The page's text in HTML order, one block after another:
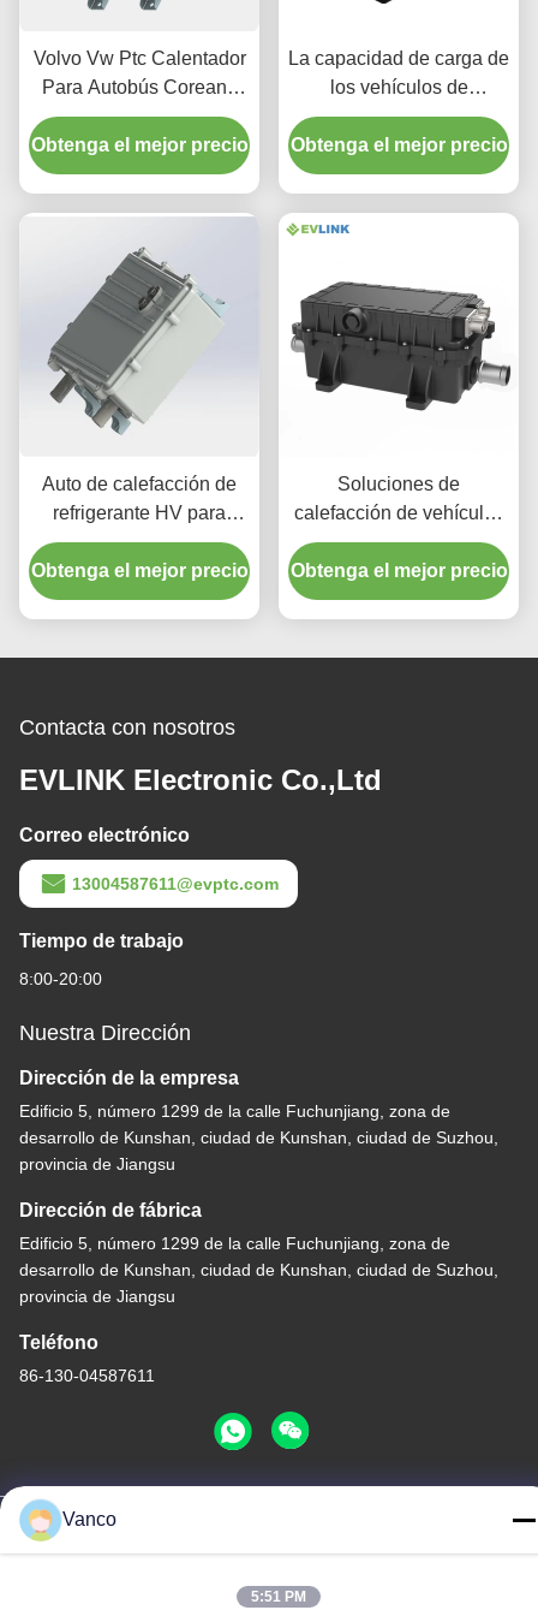
Volvo Vw Ptc Calentador
Para Autobús Coreano
Solución de calefacción
invernal eléctrica
inmejorable
Obtenga el mejor precio
La capacidad de carga de
los vehículos de
transporte público y
privado es de
por autobús, camión,
Riscaldamento Cabina
BTMS RBS,
Riscaldamento Batteria
EVLINK
Obtenga el mejor precio
Auto de calefacción de
refrigerante HV para
calefacción invernal en
autobuses eléctricos
coreanos
Obtenga el mejor precio
Soluciones de
calefacción de vehículos
de alta tensión de 800v 8-
18kw
Obtenga el mejor precio
Contacta con nosotros
EVLINK Electronic Co.,Ltd
Correo electrónico
13004587611@evptc.com
Tiempo de trabajo
8:00-20:00
Nuestra Dirección
Dirección de la empresa
Edificio 5, número 1299 de la calle Fuchunjiang, zona de
desarrollo de Kunshan, ciudad de Kunshan, ciudad de Suzhou,
provincia de Jiangsu
Dirección de fábrica
Edificio 5, número 1299 de la calle Fuchunjiang, zona de
desarrollo de Kunshan, ciudad de Kunshan, ciudad de Suzhou,
provincia de Jiangsu
Teléfono
86-130-04587611
Política de privacidad|Mapa del Sitio
China buena calidad Calentador de alto voltaje del líquido
Vanco
5:51 PM